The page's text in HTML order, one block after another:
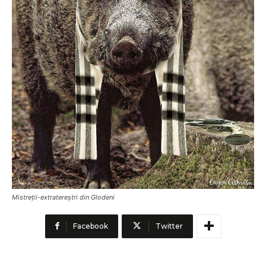
Mistreții-extratereştri din Glodeni
Facebook Twitter